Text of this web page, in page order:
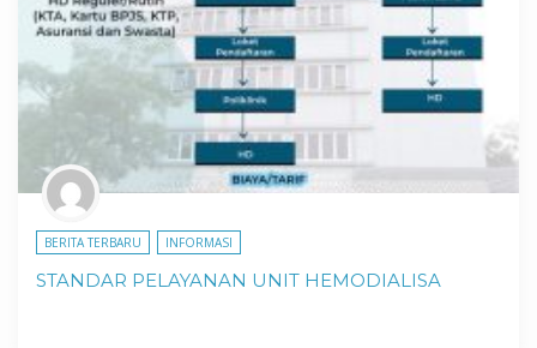
BERITA TERBARU INFORMASI
STANDAR PELAYANAN UNIT HEMODIALISA